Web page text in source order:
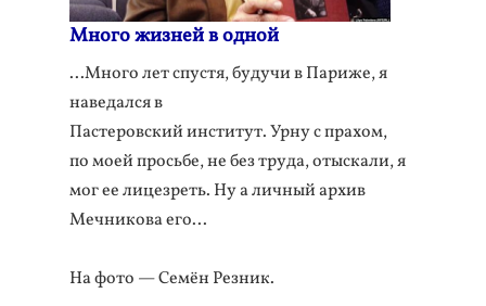
Много жизней в одной
...Много лет спустя, будучи в Париже, я
наведался в
Пастеровский институт. Урну с прахом,
по моей просьбе, не без труда, отыскали, я
мог ее лицезреть. Ну а личный архив
Мечникова его...
На фото — Семён Резник.